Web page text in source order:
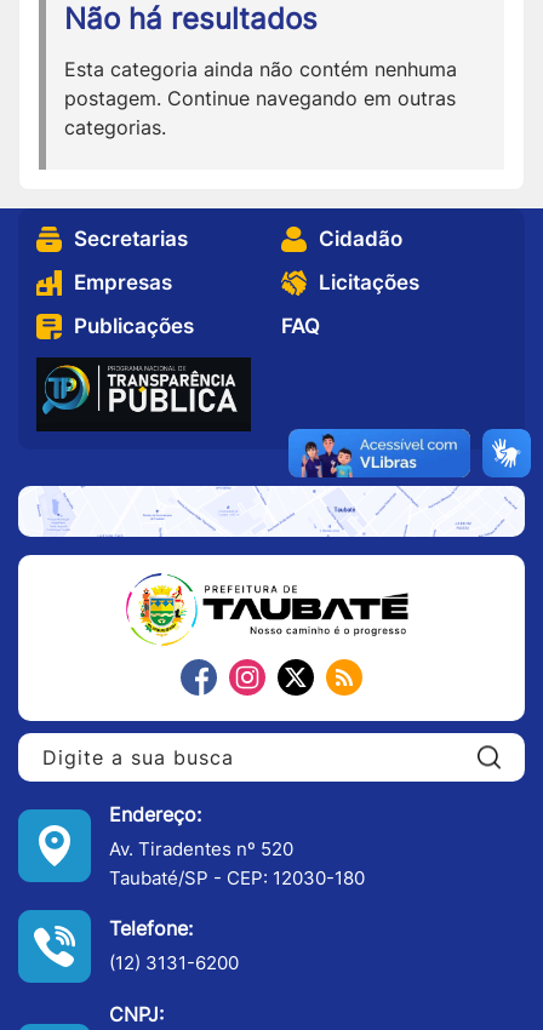
Não há resultados
Esta categoria ainda não contém nenhuma
postagem. Continue navegando em outras
categorias.
Secretarias
Cidadão
Empresas
Licitações
Publicações
FAQ
Endereço:
Av. Tiradentes nº 520
Taubaté/SP - CEP: 12030-180
Telefone:
(12) 3131-6200
CNPJ: